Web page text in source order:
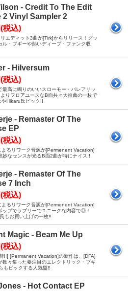
- Credit To The Edit
2 Vinyl Sampler 2
税込)
エディット3曲が[Tirk]からリリース！グッ
ル・ブギーや熱いディープ・ファンク収
- Hilversum
税込)
最高に鳴りのいいスローモー・バレアリッ
りフロアユースなB面共々大推薦の一枚で
やHikaru氏ピック!!
- Remaster Of The
EP
税込)
よるリワーク音源が[Permenent Vacation]
妙なセンスが光るB面2曲が特にナイス!!
- Remaster Of The
7 Inch
税込)
よるリワーク音源が[Permenent Vacation]
ップでラブリーでユニークな内容で◎！
もお買い上げの一枚!!
Magic - Beam Me Up
税込)
!!] [Permanent Vacation]の新作は、[DFA]
数々集った要注目のエレクトリック・ブギ
もピックする人気盤!!
- Hot Contact EP